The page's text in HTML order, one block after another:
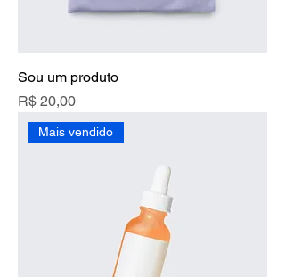
Sou um produto
Preço
R$ 20,00
Mais vendido